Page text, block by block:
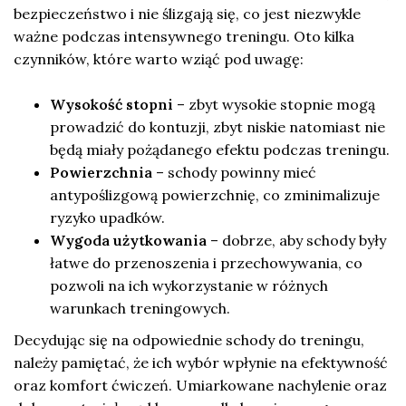
bezpieczeństwo i nie ślizgają się, co jest niezwykle
ważne podczas intensywnego treningu. Oto kilka
czynników, które warto wziąć pod uwagę:
Wysokość stopni – zbyt wysokie stopnie mogą
prowadzić do kontuzji, zbyt niskie natomiast nie
będą miały pożądanego efektu podczas treningu.
Powierzchnia – schody powinny mieć
antypoślizgową powierzchnię, co zminimalizuje
ryzyko upadków.
Wygoda użytkowania – dobrze, aby schody były
łatwe do przenoszenia i przechowywania, co
pozwoli na ich wykorzystanie w różnych
warunkach treningowych.
Decydując się na odpowiednie schody do treningu,
należy pamiętać, że ich wybór wpłynie na efektywność
oraz komfort ćwiczeń. Umiarkowane nachylenie oraz